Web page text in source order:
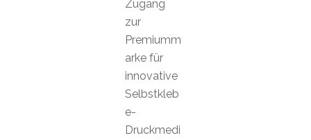
Zugang
zur
Premiumm
arke für
innovative
Selbstkleb
e-
Druckmedi